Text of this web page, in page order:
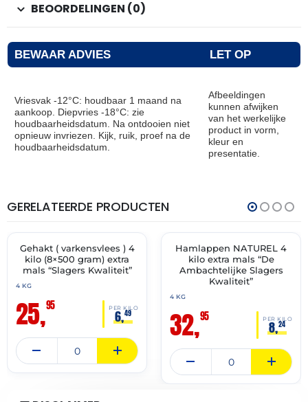
BEOORDELINGEN (0)
BEWAAR ADVIES LET OP
Vriesvak -12°C: houdbaar 1 maand na
aankoop. Diepvries -18°C: zie
houdbaarheidsdatum. Na ontdooien niet
opnieuw invriezen. Kijk, ruik, proef na de
houdbaarheidsdatum.
Afbeeldingen
kunnen afwijken
van het werkelijke
product in vorm,
kleur en
presentatie.
GERELATEERDE PRODUCTEN
✓ VAST ASSORTIMENT
THT:
13-
Gehakt ( varkensvlees ) 4
kilo (8×500 gram) extra
mals “Slagers Kwaliteit”
4 KG
25,95 PER KILO
6,49
✓ VAST ASSORTIMENT
Hamlappen NATUREL 4
kilo extra mals “De
Ambachtelijke Slagers
Kwaliteit”
4 KG
32,95 PER KILO
8,24